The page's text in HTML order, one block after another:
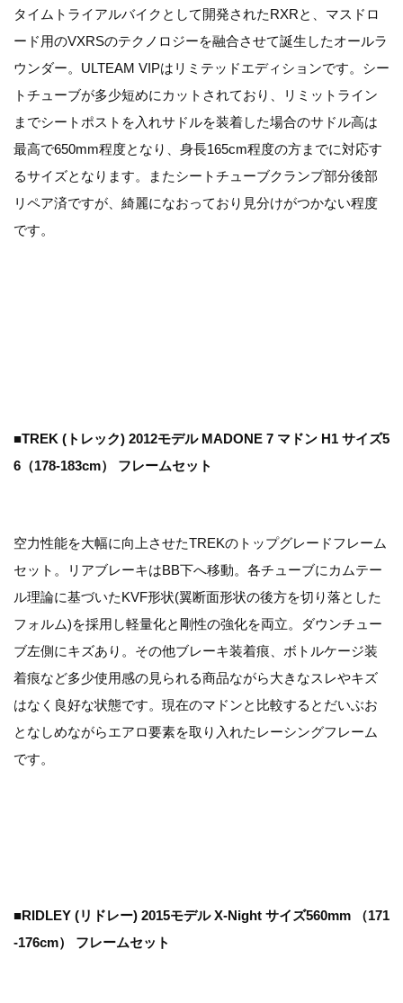
タイムトライアルバイクとして開発されたRXRと、マスドロ
ード用のVXRSのテクノロジーを融合させて誕生したオールラ
ウンダー。ULTEAM VIPはリミテッドエディションです。シー
トチューブが多少短めにカットされており、リミットライン
までシートポストを入れサドルを装着した場合のサドル高は
最高で650mm程度となり、身長165cm程度の方までに対応す
るサイズとなります。またシートチューブクランプ部分後部
リペア済ですが、綺麗になおっており見分けがつかない程度
です。
■TREK (トレック) 2012モデル MADONE 7 マドン H1 サイズ5
6（178-183cm） フレームセット
空力性能を大幅に向上させたTREKのトップグレードフレーム
セット。リアブレーキはBB下へ移動。各チューブにカムテー
ル理論に基づいたKVF形状(翼断面形状の後方を切り落とした
フォルム)を採用し軽量化と剛性の強化を両立。ダウンチュー
ブ左側にキズあり。その他ブレーキ装着痕、ボトルケージ装
着痕など多少使用感の見られる商品ながら大きなスレやキズ
はなく良好な状態です。現在のマドンと比較するとだいぶお
となしめながらエアロ要素を取り入れたレーシングフレーム
です。
■RIDLEY (リドレー) 2015モデル X-Night サイズ560mm （171
-176cm） フレームセット